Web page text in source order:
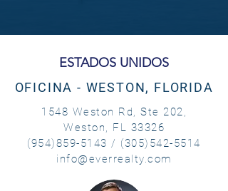
ESTADOS UNIDOS
OFICINA - WESTON, FLORIDA
1548 Weston Rd, Ste 202,
Weston, FL 33326
(954)859-5143 / (305)542-5514
info@everrealty.com